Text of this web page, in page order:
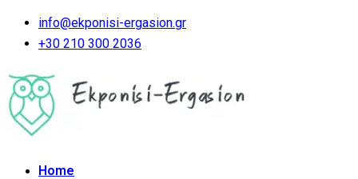
info@ekponisi-ergasion.gr
+30 210 300 2036
Home